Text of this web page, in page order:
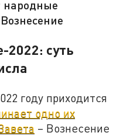
народные
2022: суть
году приходится
одно их
– Вознесение